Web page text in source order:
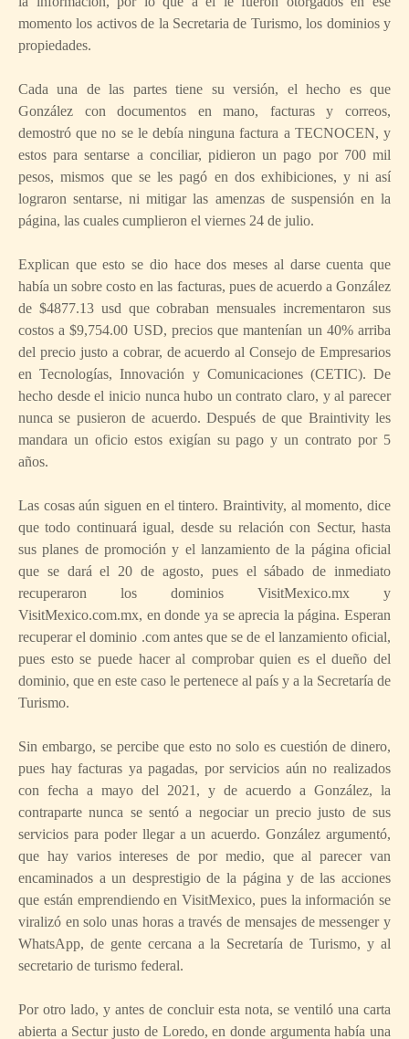
momento los activos de la Secretaria de Turismo, los dominios y
propiedades.
Cada una de las partes tiene su versión, el hecho es que
González con documentos en mano, facturas y correos,
demostró que no se le debía ninguna factura a TECNOCEN, y
estos para sentarse a conciliar, pidieron un pago por 700 mil
pesos, mismos que se les pagó en dos exhibiciones, y ni así
lograron sentarse, ni mitigar las amenzas de suspensión en la
página, las cuales cumplieron el viernes 24 de julio.
Explican que esto se dio hace dos meses al darse cuenta que
había un sobre costo en las facturas, pues de acuerdo a González
de $4877.13 usd que cobraban mensuales incrementaron sus
costos a $9,754.00 USD, precios que mantenían un 40% arriba
del precio justo a cobrar, de acuerdo al Consejo de Empresarios
en Tecnologías, Innovación y Comunicaciones (CETIC). De
hecho desde el inicio nunca hubo un contrato claro, y al parecer
nunca se pusieron de acuerdo. Después de que Braintivity les
mandara un oficio estos exigían su pago y un contrato por 5
años.
Las cosas aún siguen en el tintero. Braintivity, al momento, dice
que todo continuará igual, desde su relación con Sectur, hasta
sus planes de promoción y el lanzamiento de la página oficial
que se dará el 20 de agosto, pues el sábado de inmediato
recuperaron los dominios VisitMexico.mx y
VisitMexico.com.mx, en donde ya se aprecia la página. Esperan
recuperar el dominio .com antes que se de el lanzamiento oficial,
pues esto se puede hacer al comprobar quien es el dueño del
dominio, que en este caso le pertenece al país y a la Secretaría de
Turismo.
Sin embargo, se percibe que esto no solo es cuestión de dinero,
pues hay facturas ya pagadas, por servicios aún no realizados
con fecha a mayo del 2021, y de acuerdo a González, la
contraparte nunca se sentó a negociar un precio justo de sus
servicios para poder llegar a un acuerdo. González argumentó,
que hay varios intereses de por medio, que al parecer van
encaminados a un desprestigio de la página y de las acciones
que están emprendiendo en VisitMexico, pues la información se
viralizó en solo unas horas a través de mensajes de messenger y
WhatsApp, de gente cercana a la Secretaría de Turismo, y al
secretario de turismo federal.
Por otro lado, y antes de concluir esta nota, se ventiló una carta
abierta a Sectur justo de Loredo, en donde argumenta había una